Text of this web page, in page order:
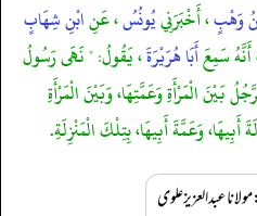
وَهْبٍ، أَخْبَرَنِييُونُسُ، عَنِابْنِ شِهَابٍ
أَنَّهُ سَمِعَأَبَا هُرَيْرَةَ، يَقُولُ: " نَهَى رَسُولُ
بَيْنَ الْمَرْأَةِ وَعَمَّتِهَا، وَبَيْنَ الْمَرْأَةِ
وَعَمَّةَ أَبِيهَا، بِتِلْكَ الْمَنْزِلَةِ.
عبدالعزیز علوی